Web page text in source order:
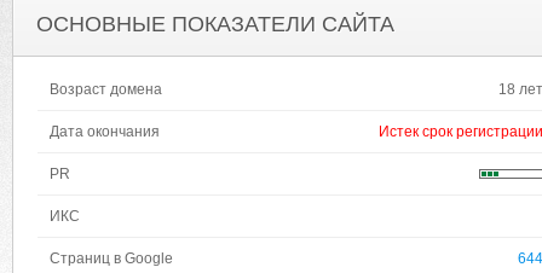
ОСНОВНЫЕ ПОКАЗАТЕЛИ САЙТА
Возраст домена 18 лет
Дата окончания Истек срок регистрации
PR
ИКС
Страниц в Google 644